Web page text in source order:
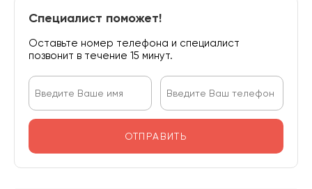
Специалист поможет!
Оставьте номер телефона и специалист
позвонит в течение 15 минут.
ОТПРАВИТЬ